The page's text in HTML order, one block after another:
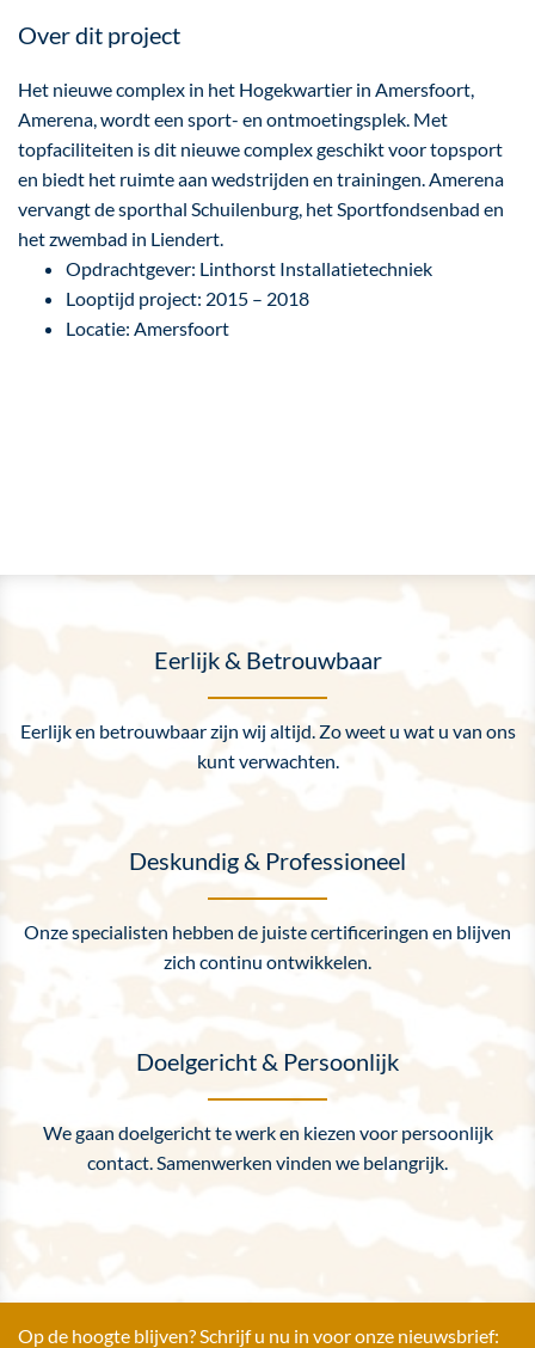
Over dit project
Het nieuwe complex in het Hogekwartier in Amersfoort,
Amerena, wordt een sport- en ontmoetingsplek. Met
topfaciliteiten is dit nieuwe complex geschikt voor topsport
en biedt het ruimte aan wedstrijden en trainingen. Amerena
vervangt de sporthal Schuilenburg, het Sportfondsenbad en
het zwembad in Liendert.
Opdrachtgever: Linthorst Installatietechniek
Looptijd project: 2015 – 2018
Locatie: Amersfoort
Eerlijk & Betrouwbaar
Eerlijk en betrouwbaar zijn wij altijd. Zo weet u wat u van ons
kunt verwachten.
Deskundig & Professioneel
Onze specialisten hebben de juiste certificeringen en blijven
zich continu ontwikkelen.
Doelgericht & Persoonlijk
We gaan doelgericht te werk en kiezen voor persoonlijk
contact. Samenwerken vinden we belangrijk.
Op de hoogte blijven? Schrijf u nu in voor onze nieuwsbrief: